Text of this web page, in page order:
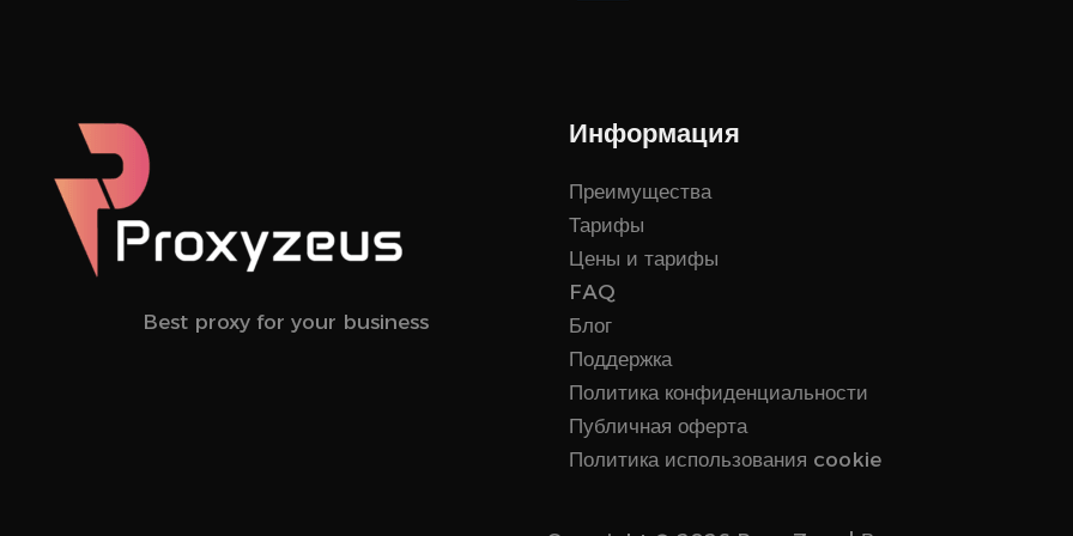
Best proxy for your business
Информация
Преимущества
Тарифы
Цены и тарифы
FAQ
Блог
Поддержка
Политика конфиденциальности
Публичная оферта
Политика использования cookie